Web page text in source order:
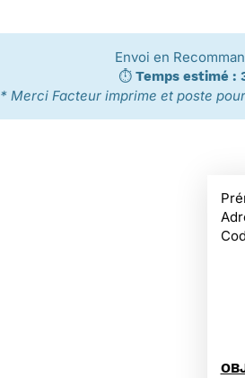
Envoi en
⏱️ Temps estimé :
* Merci Facteur imprime et poste